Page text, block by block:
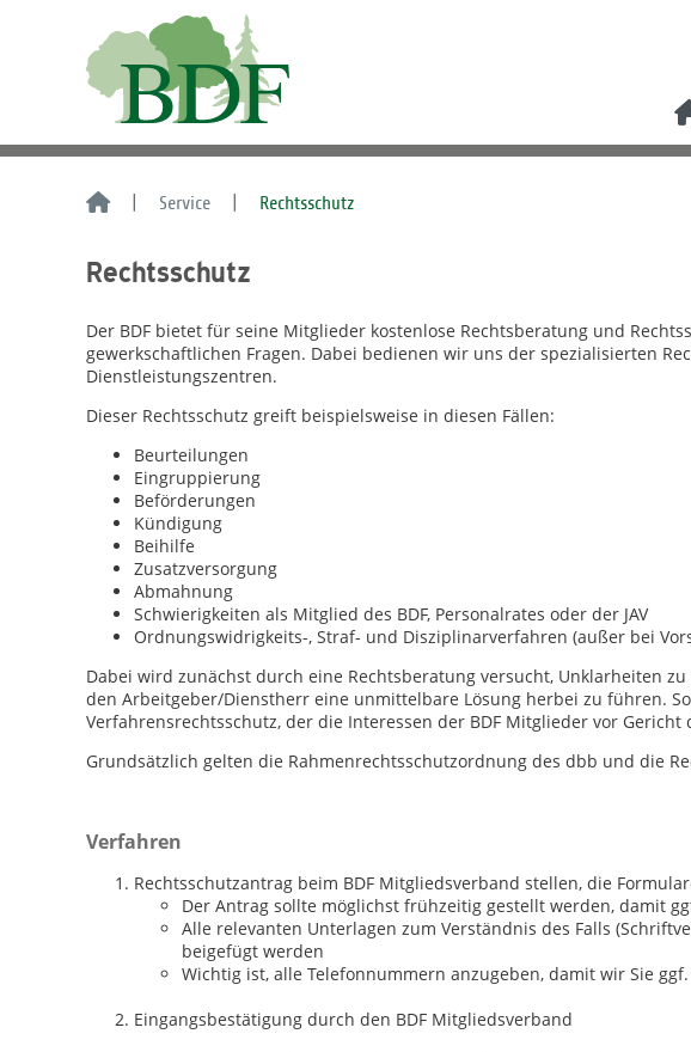
Service Rechtsschutz
Rechtsschutz
Der BDF bietet für seine Mitglieder kostenlose Rechtsberatung und
gewerkschaftlichen Fragen. Dabei bedienen wir uns der spezialisierten
Dienstleistungszentren.
Dieser Rechtsschutz greift beispielsweise in diesen Fällen:
Beurteilungen
Eingruppierung
Beförderungen
Kündigung
Beihilfe
Zusatzversorgung
Abmahnung
Schwierigkeiten als Mitglied des BDF, Personalrates oder der JAV
Ordnungswidrigkeits-, Straf- und Disziplinarverfahren (außer bei
Dabei wird zunächst durch eine Rechtsberatung versucht, Unklarheiten
den Arbeitgeber/Dienstherr eine unmittelbare Lösung herbei zu führen.
Verfahrensrechtsschutz, der die Interessen der BDF Mitglieder vor Gericht
Grundsätzlich gelten die Rahmenrechtsschutzordnung des dbb und die
Verfahren
Rechtsschutzantrag beim BDF Mitgliedsverband stellen, die
Der Antrag sollte möglichst frühzeitig gestellt werden, damit
Alle relevanten Unterlagen zum Verständnis des Falls
beigefügt werden
Wichtig ist, alle Telefonnummern anzugeben, damit wir Sie
Eingangsbestätigung durch den BDF Mitgliedsverband